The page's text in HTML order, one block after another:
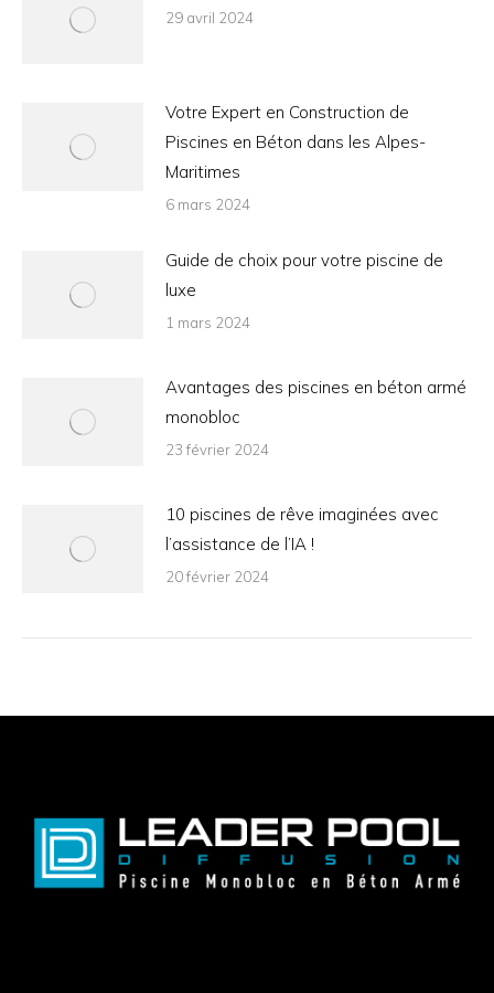
29 avril 2024
Votre Expert en Construction de
Piscines en Béton dans les Alpes-
Maritimes
6 mars 2024
Guide de choix pour votre piscine de
luxe
1 mars 2024
Avantages des piscines en béton armé
monobloc
23 février 2024
10 piscines de rêve imaginées avec
l’assistance de l’IA !
20 février 2024